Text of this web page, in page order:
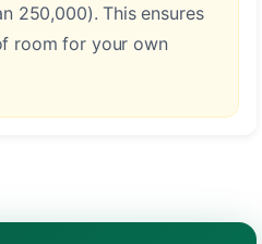
250,000). This ensures
room for your own